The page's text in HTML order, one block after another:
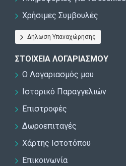
Χρήσιμες Συμβουλές
Δήλωση Υπαναχώρησης
ΣΤΟΙΧΕΊΑ ΛΟΓΑΡΙΑΣΜΟΎ
Ο Λογαριασμός μου
Ιστορικό Παραγγελιών
Επιστροφές
Δωροεπιταγές
Χάρτης Ιστοτόπου
Επικοινωνία